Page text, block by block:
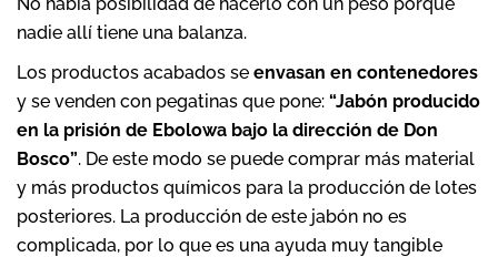
nadie allí tiene una balanza.
Los productos acabados se envasan en contenedores
y se venden con pegatinas que pone: “Jabón producido
en la prisión de Ebolowa bajo la dirección de Don
Bosco”. De este modo se puede comprar más material
y más productos químicos para la producción de lotes
posteriores. La producción de este jabón no es
complicada, por lo que es una ayuda muy tangible